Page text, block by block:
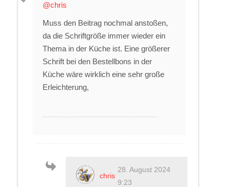
@chris
Muss den Beitrag nochmal anstoßen,
da die Schriftgröße immer wieder ein
Thema in der Küche ist. Eine größerer
Schrift bei den Bestellbons in der
Küche wäre wirklich eine sehr große
Erleichterung,
chris
28. August 2024
9:23